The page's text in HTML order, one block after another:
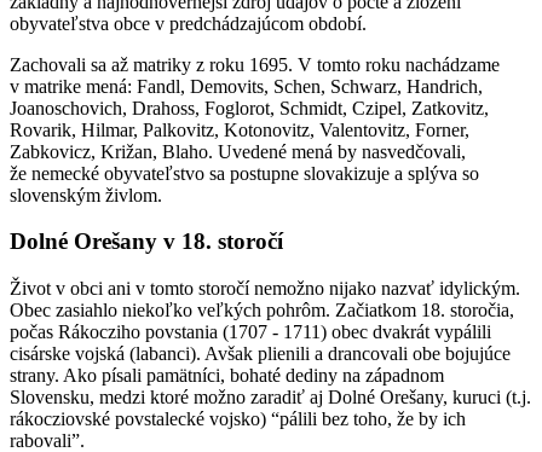
obyvateľstva obce v predchádzajúcom období.
Zachovali sa až matriky z roku 1695. V tomto roku nachádzame
v matrike mená: Fandl, Demovits, Schen, Schwarz, Handrich,
Joanoschovich, Drahoss, Foglorot, Schmidt, Czipel, Zatkovitz,
Rovarik, Hilmar, Palkovitz, Kotonovitz, Valentovitz, Forner,
Zabkovicz, Križan, Blaho. Uvedené mená by nasvedčovali,
že nemecké obyvateľstvo sa postupne slovakizuje a splýva so
slovenským živlom.
Dolné Orešany v 18. storočí
Život v obci ani v tomto storočí nemožno nijako nazvať idylickým.
Obec zasiahlo niekoľko veľkých pohrôm. Začiatkom 18. storočia,
počas Rákocziho povstania (1707 - 1711) obec dvakrát vypálili
cisárske vojská (labanci). Avšak plienili a drancovali obe bojujúce
strany. Ako písali pamätníci, bohaté dediny na západnom
Slovensku, medzi ktoré možno zaradiť aj Dolné Orešany, kuruci (t.j.
rákocziovské povstalecké vojsko) “pálili bez toho, že by ich
rabovali”.